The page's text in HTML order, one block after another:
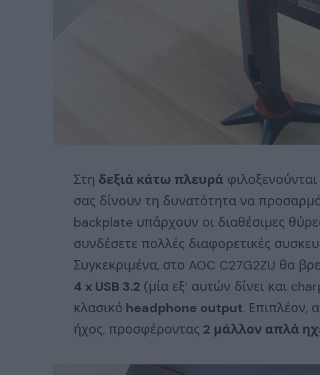
Στη δεξιά κάτω πλευρά
σας δίνουν τη δυνατότητα να
backplate υπάρχουν οι διαθέσιμες
συνδέσετε πολλές διαφορετικές
Συγκεκριμένα, στο AOC C27G2ZU θα
4 x USB 3.2 (μία εξ’ αυτών δίνει και
κλασικό headphone output. Επιπλέον,
ήχος, προσφέροντας 2 μάλλον απλά